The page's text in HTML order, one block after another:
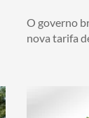
O governo
nova tarifa